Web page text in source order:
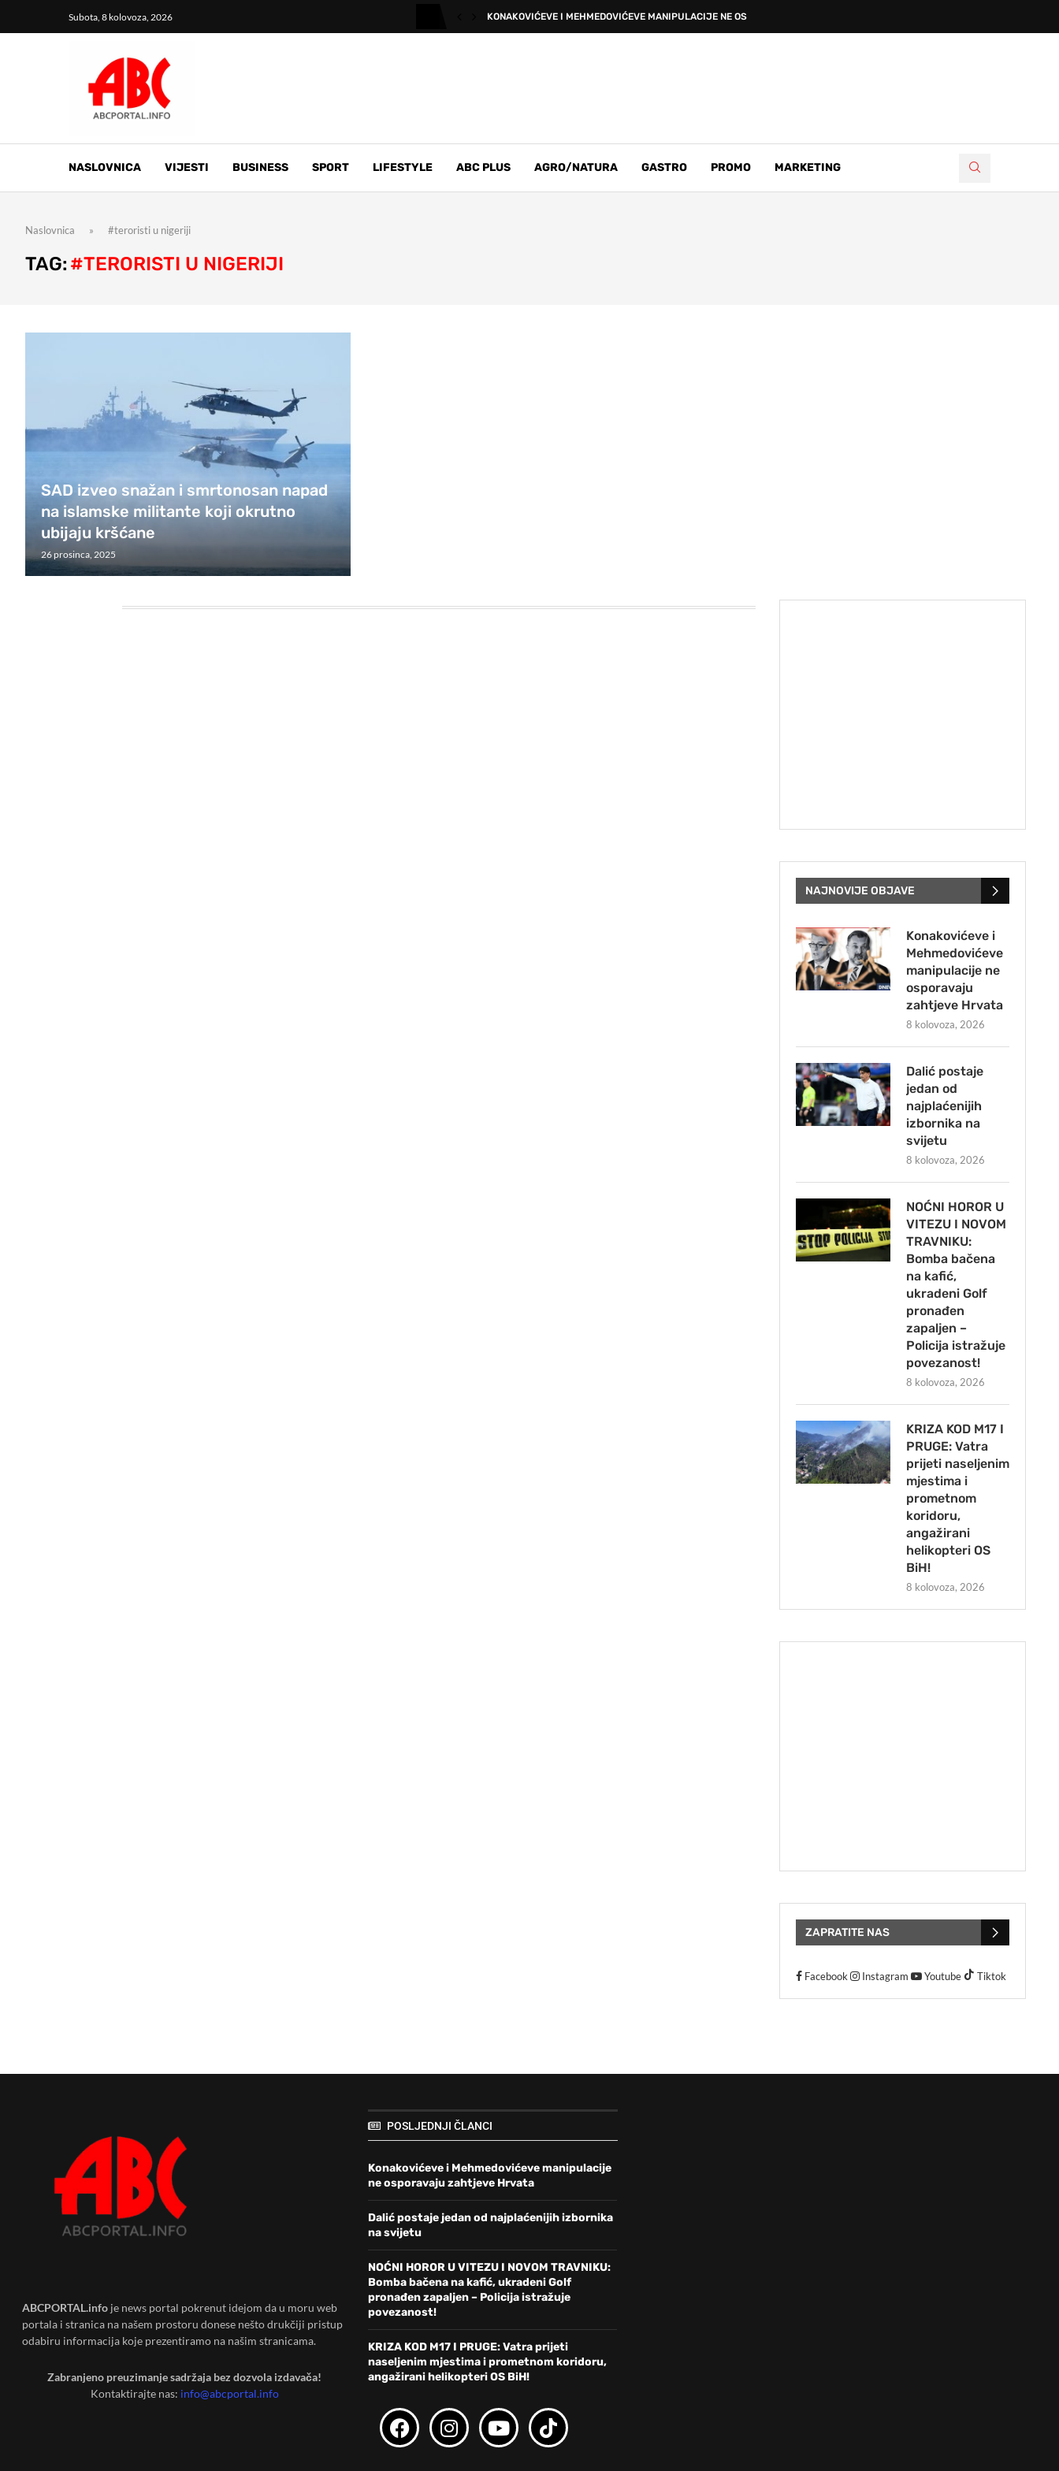
Subota, 8 kolovoza, 2026 KONAKOVIĆEVE I MEHMEDOVIĆEVE MANIPULACIJE NE OSPORAVAJU ZAHTJEVE HRVATA
NASLOVNICA VIJESTI BUSINESS SPORT LIFESTYLE ABC PLUS AGRO/NATURA GASTRO PROMO MARKETING
Naslovnica » #teroristi u nigeriji
TAG: #TERORISTI U NIGERIJI
SAD izveo snažan i smrtonosan napad
na islamske militante koji okrutno
ubijaju kršćane
26 prosinca, 2025
NAJNOVIJE OBJAVE
Konakovićeve i
Mehmedovićeve
manipulacije ne
osporavaju
zahtjeve Hrvata
8 kolovoza, 2026
Dalić postaje
jedan od
najplaćenijih
izbornika na
svijetu
8 kolovoza, 2026
NOĆNI HOROR U
VITEZU I NOVOM
TRAVNIKU:
Bomba bačena
na kafić,
ukradeni Golf
pronađen
zapaljen –
Policija istražuje
povezanost!
8 kolovoza, 2026
KRIZA KOD M17 I
PRUGE: Vatra
prijeti naseljenim
mjestima i
prometnom
koridoru,
angažirani
helikopteri OS
BiH!
8 kolovoza, 2026
ZAPRATITE NAS
Facebook Instagram Youtube Tiktok
ABCPORTAL.info je news portal pokrenut idejom da u moru web
portala i stranica na našem prostoru donese nešto drukčiji pristup
odabiru informacija koje prezentiramo na našim stranicama.
Zabranjeno preuzimanje sadržaja bez dozvola izdavača!
Kontaktirajte nas: info@abcportal.info
POSLJEDNJI ČLANCI
Konakovićeve i Mehmedovićeve manipulacije
ne osporavaju zahtjeve Hrvata
Dalić postaje jedan od najplaćenijih izbornika
na svijetu
NOĆNI HOROR U VITEZU I NOVOM TRAVNIKU:
Bomba bačena na kafić, ukradeni Golf
pronađen zapaljen – Policija istražuje
povezanost!
KRIZA KOD M17 I PRUGE: Vatra prijeti
naseljenim mjestima i prometnom koridoru,
angažirani helikopteri OS BiH!